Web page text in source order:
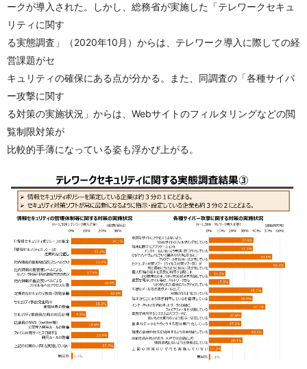
ークが導入された。しかし、総務省が実施した「テレワークセキュ
リティに関す
る実態調査」（2020年10月）からは、テレワーク導入に際しての経
営課題がセ
キュリティの確保にある点が分かる。また、同調査の「各種サイバ
ー攻撃に関す
る対策の実施状況」からは、Webサイトのフィルタリングなどの閲
覧制限対策が
比較的手薄になっている姿も浮かび上がる。